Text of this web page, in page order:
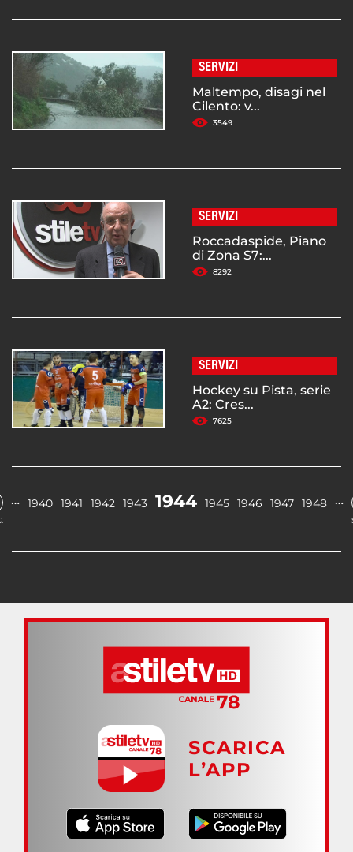
SERVIZI
Maltempo, disagi nel
Cilento: v...
3549
SERVIZI
Roccadaspide, Piano
di Zona S7:...
8292
SERVIZI
Hockey su Pista, serie
A2: Cres...
7625
… 1940 1941 1942 1943 1944 1945 1946 1947 1948 …
SCARICA
L’APP